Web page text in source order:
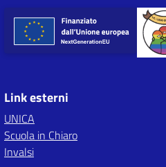
Link esterni
UNICA
Scuola in Chiaro
Invalsi